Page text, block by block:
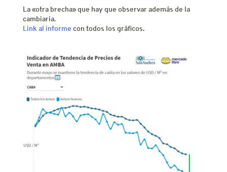
La «otra brecha» que hay que observar además de la
cambiaria.
Link al informe con todos los gráficos.